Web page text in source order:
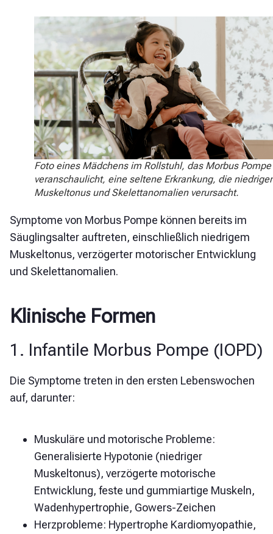
Foto eines Mädchens im Rollstuhl, das Morbus Pompe
veranschaulicht, eine seltene Erkrankung, die
Muskeltonus und Skelettanomalien verursacht.
Symptome von Morbus Pompe können bereits im
Säuglingsalter auftreten, einschließlich niedrigem
Muskeltonus, verzögerter motorischer Entwicklung
und Skelettanomalien.
Klinische Formen
1. Infantile Morbus Pompe (IOPD)
Die Symptome treten in den ersten Lebenswochen
auf, darunter:
Muskuläre und motorische Probleme:
Generalisierte Hypotonie (niedriger
Muskeltonus), verzögerte motorische
Entwicklung, feste und gummiartige Muskeln,
Wadenhypertrophie, Gowers-Zeichen
Herzprobleme: Hypertrophe Kardiomyopathie,